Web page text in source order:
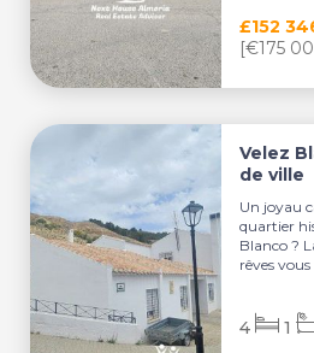
£152
[€175
Velez
de ville
Un joyau
quartier
Blanco ?
rêves
4 1